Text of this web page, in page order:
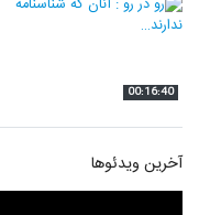
00:16:40
آخرین ویدئوها